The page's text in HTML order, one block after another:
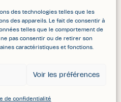
des technologies telles que les
des appareils. Le fait de consentir à
telles que le comportement de
pas consentir ou de retirer son
caractéristiques et fonctions.
Voir les préférences
de confidentialité